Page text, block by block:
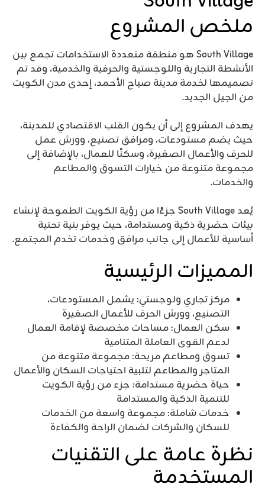
ملخص المشروع
South Village هو منطقة متعددة الاستخدامات تجمع بين
الأنشطة التجارية واللوجستية والحرفية والخدمية، وقد تم
تصميمها لخدمة مدينة صباح الأحمد، إحدى مدن الكويت
من الجيل الجديد.
يهدف المشروع إلى أن يكون القلب الاقتصادي للمدينة،
حيث يضم مستودعات، ومرافق تصنيع، وورش عمل
للحرف والأعمال الصغيرة، وسكنًا للعمال، بالإضافة إلى
مجموعة متنوعة من خيارات التسوق والمطاعم
والخدمات.
يُعد South Village جزءًا من رؤية الكويت الطموحة لإنشاء
بيئات حضرية ذكية ومستدامة، حيث يوفر بنية تحتية
أساسية للأعمال إلى جانب مرافق وخدمات تخدم المجتمع.
المميزات الرئيسية
مركز تجاري ولوجستي: يشمل المستودعات،
التصنيع، وورش الحرف للأعمال الصغيرة
سكن العمال: مساحات مخصصة لإقامة العمال
لدعم القوى العاملة المتنامية
تسوق ومطاعم مريحة: مجموعة متنوعة من
المتاجر والمطاعم لتلبية احتياجات السكان والأعمال
حياة حضرية مستدامة: جزء من رؤية الكويت
للتنمية الذكية والمستدامة
خدمات شاملة: مجموعة واسعة من الخدمات
للسكان والشركات لضمان الراحة والكفاءة
نظرة عامة على التقنيات
المستخدمة